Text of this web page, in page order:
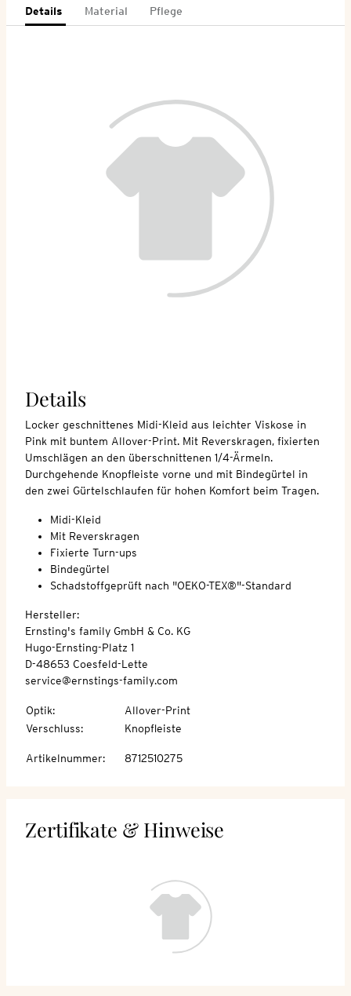
Details Material Pflege
Details
Locker geschnittenes Midi-Kleid aus leichter Viskose in
Pink mit buntem Allover-Print. Mit Reverskragen, fixierten
Umschlägen an den überschnittenen 1/4-Ärmeln.
Durchgehende Knopfleiste vorne und mit Bindegürtel in
den zwei Gürtelschlaufen für hohen Komfort beim Tragen.
Midi-Kleid
Mit Reverskragen
Fixierte Turn-ups
Bindegürtel
Schadstoffgeprüft nach "OEKO-TEX®"-Standard
Hersteller:
Ernsting's family GmbH & Co. KG
Hugo-Ernsting-Platz 1
D-48653 Coesfeld-Lette
service@ernstings-family.com
Optik:
Allover-Print
Verschluss: Knopfleiste
Artikelnummer: 8712510275
Zertifikate & Hinweise